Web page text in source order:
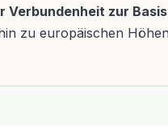
zur
zu europäischen